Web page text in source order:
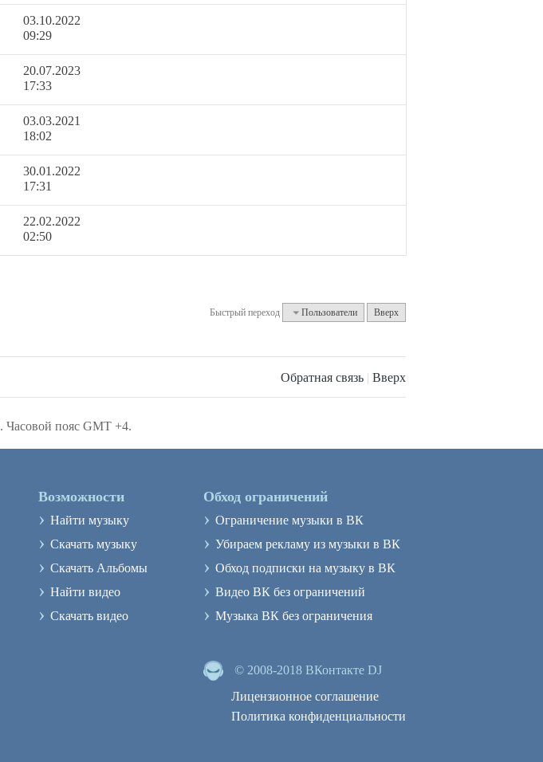
03.10.2022
09:29
20.07.2023
17:33
03.03.2021
18:02
30.01.2022
17:31
22.02.2022
02:50
Быстрый переход Пользователи Вверх
Обратная связь | Вверх
. Часовой пояс GMT +4.
Возможности
› Найти музыку
› Скачать музыку
› Скачать Альбомы
› Найти видео
› Скачать видео
Обход ограничений
› Ограничение музыки в ВК
› Убираем рекламу из музыки в ВК
› Обход подписки на музыку в ВК
› Видео ВК без ограничений
› Музыка ВК без ограничения
© 2008-2018 ВКонтакте DJ
Лицензионное соглашение
Политика конфиденциальности